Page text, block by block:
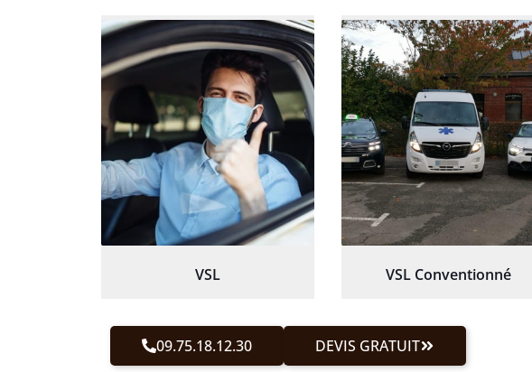
VSL VSL Conventionné
09.75.18.12.30 DEVIS GRATUIT